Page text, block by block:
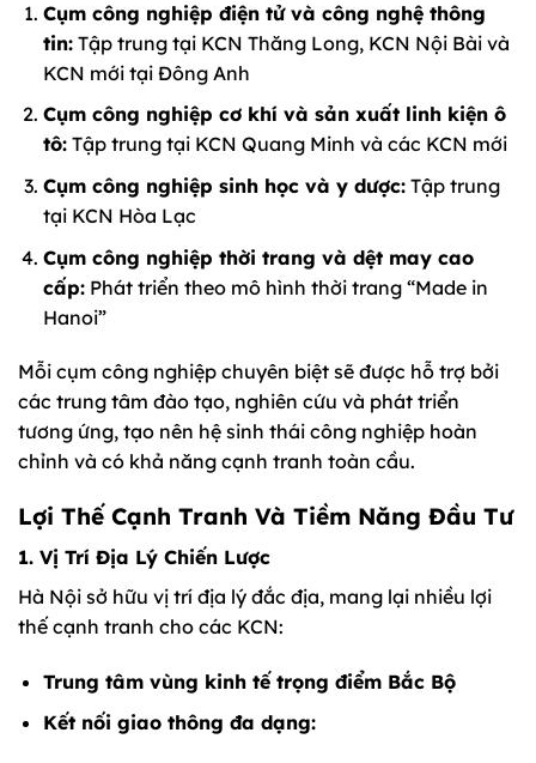
Cụm công nghiệp điện tử và công nghệ thông
tin:Tập trung tại KCN Thăng Long, KCN Nội Bài và
KCN mới tại Đông Anh
Cụm công nghiệp cơ khí và sản xuất linh kiện ô
tô:Tập trung tại KCN Quang Minh và các KCN mới
Cụm công nghiệp sinh học và y dược:Tập trung
tại KCN Hòa Lạc
Cụm công nghiệp thời trang và dệt may cao
cấp:Phát triển theo mô hình thời trang “Made in
Hanoi”
Mỗi cụm công nghiệp chuyên biệt sẽ được hỗ trợ bởi
các trung tâm đào tạo, nghiên cứu và phát triển
tương ứng, tạo nên hệ sinh thái công nghiệp hoàn
chỉnh và có khả năng cạnh tranh toàn cầu.
Lợi Thế Cạnh Tranh Và Tiềm Năng Đầu Tư
1. Vị Trí Địa Lý Chiến Lược
Hà Nội sở hữu vị trí địa lý đắc địa, mang lại nhiều lợi
thế cạnh tranh cho các KCN:
Trung tâm vùng kinh tế trọng điểm Bắc Bộ
Kết nối giao thông đa dạng: